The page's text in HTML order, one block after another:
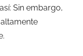
Sin embargo,